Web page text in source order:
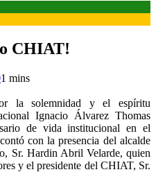
CHIAT!
1 mins
la solemnidad y el espíritu
Ignacio Álvarez Thomas
de vida institucional en el
con la presencia del alcalde
Sr. Hardin Abril Velarde, quien
y el presidente del CHIAT, Sr.